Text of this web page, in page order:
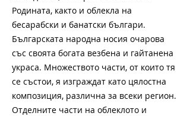
Родината, както и облекла на
бесарабски и банатски българи.
Българската народна носия очарова
със своята богата везбена и гайтанена
украса. Множеството части, от които тя
се състои, я изграждат като цялостна
композиция, различна за всеки регион.
Отделните части на облеклото и